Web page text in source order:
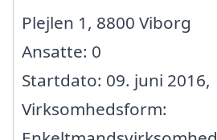
Plejlen 1, 8800 Viborg
Ansatte: 0
Startdato: 09. juni 2016,
Virksomhedsform: